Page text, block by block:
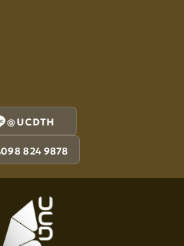
@UCDTH
098 824 9878